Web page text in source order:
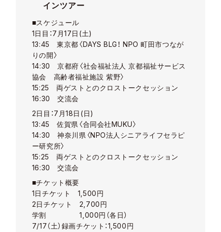
インツアー
■スケジュール
1日目：7月17日(土)
13:45 東京都〈DAYS BLG！ NPO 町田市つなが
りの開〉
14:30 京都府〈社会福祉法人 京都福祉サービス
協会 高齢者福祉施設 紫野〉
15:25 両ゲストとのクロストークセッション
16:30 交流会
2日目：7月18日(日)
13:45 佐賀県〈合同会社MUKU〉
14:30 神奈川県〈NPO法人シニアライフセラピ
ー研究所〉
15:25 両ゲストとのクロストークセッション
16:30 交流会
■チケット概要
1日チケット 1,500円
2日チケット 2,700円
学割 1,000円（各日）
7/17（土）録画チケット：1,500円